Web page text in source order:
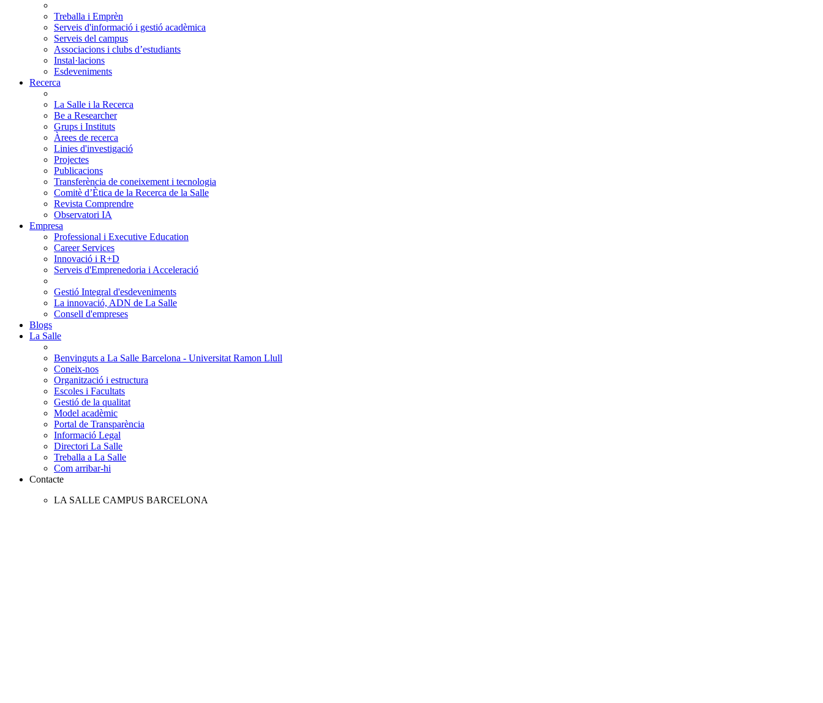
Treballa i Emprèn
Serveis d'informació i gestió acadèmica
Serveis del campus
Associacions i clubs d’estudiants
Instal·lacions
Esdeveniments
Recerca
La Salle i la Recerca
Be a Researcher
Grups i Instituts
Àrees de recerca
Linies d'investigació
Projectes
Publicacions
Transferència de coneixement i tecnologia
Comitè d’Ètica de la Recerca de la Salle
Revista Comprendre
Observatori IA
Empresa
Professional i Executive Education
Career Services
Innovació i R+D
Serveis d'Emprenedoria i Acceleració
Gestió Integral d'esdeveniments
La innovació, ADN de La Salle
Consell d'empreses
Blogs
La Salle
Benvinguts a La Salle Barcelona - Universitat Ramon Llull
Coneix-nos
Organització i estructura
Escoles i Facultats
Gestió de la qualitat
Model acadèmic
Portal de Transparència
Informació Legal
Directori La Salle
Treballa a La Salle
Com arribar-hi
Contacte
LA SALLE CAMPUS BARCELONA